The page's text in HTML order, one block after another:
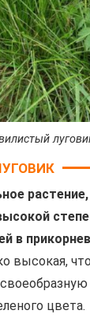
растение,
в
высокая,
цвета.